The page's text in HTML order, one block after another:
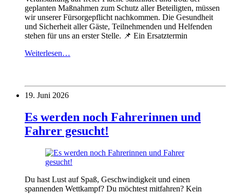
geplanten Maßnahmen zum Schutz aller Beteiligten, müssen
wir unserer Fürsorgepflicht nachkommen. Die Gesundheit
und Sicherheit aller Gäste, Teilnehmenden und Helfenden
stehen für uns an erster Stelle. 📌 Ein Ersatztermin
Weiterlesen…
19. Juni 2026
Es werden noch Fahrerinnen und
Fahrer gesucht!
Du hast Lust auf Spaß, Geschwindigkeit und einen
spannenden Wettkampf? Du möchtest mitfahren? Kein